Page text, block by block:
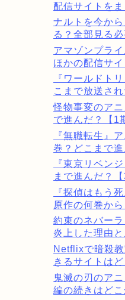
配信サイトをま
ナルトを今か
る？全部見る
アマゾンプラ
ほかの配信サイ
『ワールドト
こまで放送され
怪物事変のア
で進んだ？【1
『無職転生』
巻？どこまで
『東京リベン
まで進んだ？【
『探偵はもう
原作の何巻から
約束のネバー
炎上した理由と
Netflixで暗殺
きるサイトはど
鬼滅の刃のア
編の続きはどこ